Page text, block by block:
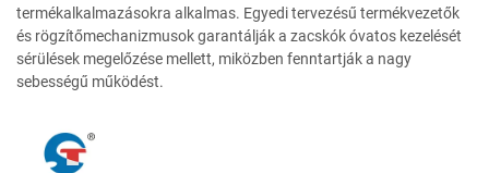
termékalkalmazásokra alkalmas. Egyedi tervezésű termékvezetők
és rögzítőmechanizmusok garantálják a zacskók óvatos kezelését
sérülések megelőzése mellett, miközben fenntartják a nagy
sebességű működést.